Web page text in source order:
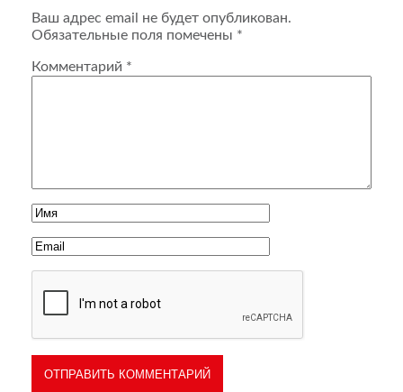
Ваш адрес email не будет опубликован.
Обязательные поля помечены *
Комментарий *